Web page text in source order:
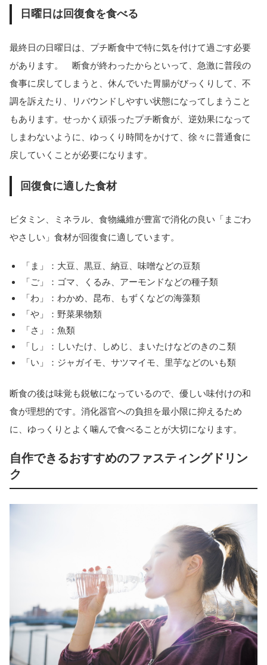
日曜日は回復食を食べる
最終日の日曜日は、プチ断食中で特に気を付けて過ごす必要
があります。 断食が終わったからといって、急激に普段の
食事に戻してしまうと、休んでいた胃腸がびっくりして、不
調を訴えたり、リバウンドしやすい状態になってしまうこと
もあります。せっかく頑張ったプチ断食が、逆効果になって
しまわないように、ゆっくり時間をかけて、徐々に普通食に
戻していくことが必要になります。
回復食に適した食材
ビタミン、ミネラル、食物繊維が豊富で消化の良い「まごわ
やさしい」食材が回復食に適しています。
「ま」：大豆、黒豆、納豆、味噌などの豆類
「ご」：ゴマ、くるみ、アーモンドなどの種子類
「わ」：わかめ、昆布、もずくなどの海藻類
「や」：野菜果物類
「さ」：魚類
「し」：しいたけ、しめじ、まいたけなどのきのこ類
「い」：ジャガイモ、サツマイモ、里芋などのいも類
断食の後は味覚も鋭敏になっているので、優しい味付けの和
食が理想的です。消化器官への負担を最小限に抑えるため
に、ゆっくりとよく噛んで食べることが大切になります。
自作できるおすすめのファスティングドリン
ク